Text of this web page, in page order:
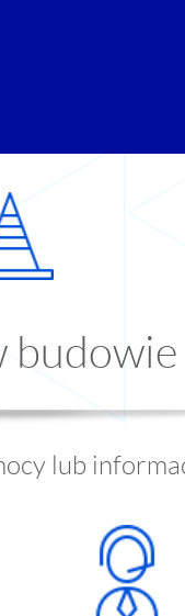
budowie
lub